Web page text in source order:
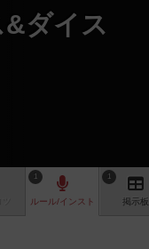
&ダイス
1
ルール/インスト
1
掲示板